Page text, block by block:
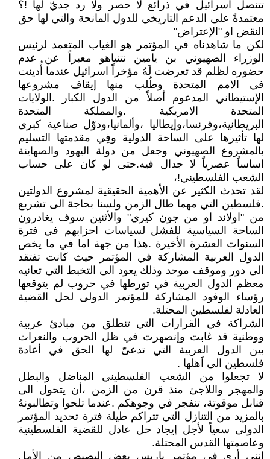
تتنصل اسرائيل في ذرائع لا حصر ولا رد جديّ لها !؟
معتمدةً على الدعم التاريخي للدول المانحة والتي لها حق
النقض او "الإعتراض"
لكن ما شاهدناه في المؤتمر هو الغياب المتعمد لرئيس
الوزراء الصهيوني بن يامين نتنياهو معبراً عن عدم
حضوره لظلم قد تعرضت لَهُ مؤخراً اسرائيل عندما أُدينت
في الامم المتحدة وطُلب منها إيقاف مشروعها
الإستيطاني المدعوم أصلاً من الدول الكبار .الولايات
المتحدة الامريكية .والمملكة المتحدة
البريطانية،وفرنسا،وإيطاليا ،وألمانيا،ودوّل صناعية كبرى
لها تأثيرها على الساحة الدولية وفِي مقدمتها التسليم
بالمشروع الصهيوني وجعل من دولة اليهود والصهاينة
اساساً عصرياً لا جدال فيه.حتى لو كان على حساب
الشعب الفلسطيني!،
لقد تحدث الكثير عن الأهمية الحقيقية لمشروع الدولتين
.فلسطين التي مهما طال الزمن ولسنا بحاجة الى تشريع
من "اولاند او من جون كيري" والأثنين سوف يغادرون
الساحة السياسية للفشل لسياسات احزابهم في فترة
السنوات العشرة الأخيرة .هذا من جهة اما في ما يخص
الدول العربية المشاركة في المؤتمر حيث كانت تفتقد
الى دور وموقف موحد وذلك يعود الى التخبط التي تعانيه
معظم الدول العربية في تورطها في حروب لم يتوقعها
رؤساء الوفود المشاركة للمؤتمر الدولى لحل القضية
العادلة لفلسطين المحتلة.
الشراكة في القرارات التي تنطلق من مبادئ عربية
ووطنية قد غابت وإنصهرت في ظل الحروب والنعرات
بين الدول العربية التي تدعىّ لها الحق في أعادة
فلسطين الى اَهلها .
لا تجعلوا من الشعب الفلسطيني المناضل والبطل
والمهجر واللاجئ منذ قرن من الزمن ،أن يتحول الى
قنابل موقوتة، تنفجر في وجوهكم .عندما تلحوا وتطالبونهُ
بالمزيد من التنازل التي تتراكم طيلة فترة تحديد المؤتمر
الدولى سعياً لأجل إيجاد حل عادل للقضية الفلسطينية
وعاصمتها القدس المحتلة.
إنني أري في مؤتمر باريس بعض البصيص من الأمل